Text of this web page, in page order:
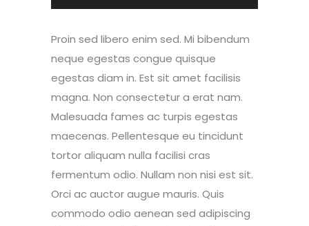
Proin sed libero enim sed. Mi bibendum
neque egestas congue quisque
egestas diam in. Est sit amet facilisis
magna. Non consectetur a erat nam.
Malesuada fames ac turpis egestas
maecenas. Pellentesque eu tincidunt
tortor aliquam nulla facilisi cras
fermentum odio. Nullam non nisi est sit.
Orci ac auctor augue mauris. Quis
commodo odio aenean sed adipiscing